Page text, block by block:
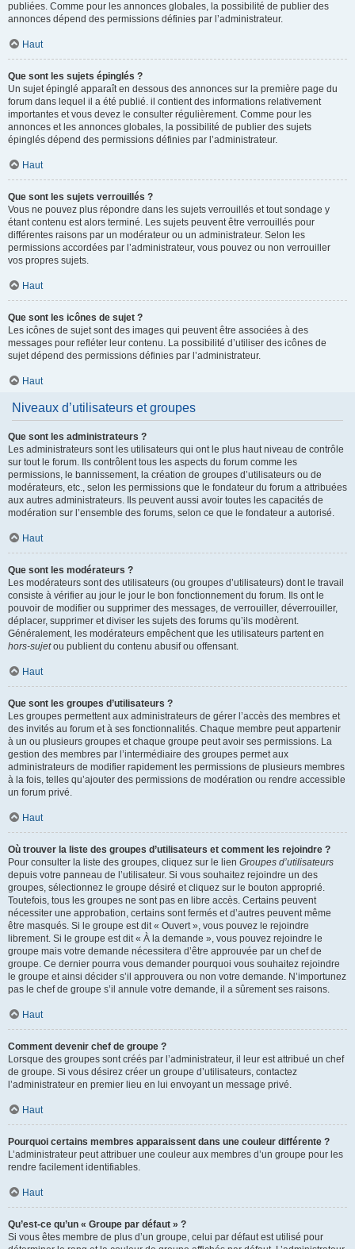
publiées. Comme pour les annonces globales, la possibilité de publier des
annonces dépend des permissions définies par l’administrateur.
Haut
Que sont les sujets épinglés ?
Un sujet épinglé apparaît en dessous des annonces sur la première page du
forum dans lequel il a été publié. il contient des informations relativement
importantes et vous devez le consulter régulièrement. Comme pour les
annonces et les annonces globales, la possibilité de publier des sujets
épinglés dépend des permissions définies par l’administrateur.
Haut
Que sont les sujets verrouillés ?
Vous ne pouvez plus répondre dans les sujets verrouillés et tout sondage y
étant contenu est alors terminé. Les sujets peuvent être verrouillés pour
différentes raisons par un modérateur ou un administrateur. Selon les
permissions accordées par l’administrateur, vous pouvez ou non verrouiller
vos propres sujets.
Haut
Que sont les icônes de sujet ?
Les icônes de sujet sont des images qui peuvent être associées à des
messages pour refléter leur contenu. La possibilité d’utiliser des icônes de
sujet dépend des permissions définies par l’administrateur.
Haut
Niveaux d’utilisateurs et groupes
Que sont les administrateurs ?
Les administrateurs sont les utilisateurs qui ont le plus haut niveau de contrôle
sur tout le forum. Ils contrôlent tous les aspects du forum comme les
permissions, le bannissement, la création de groupes d’utilisateurs ou de
modérateurs, etc., selon les permissions que le fondateur du forum a attribuées
aux autres administrateurs. Ils peuvent aussi avoir toutes les capacités de
modération sur l’ensemble des forums, selon ce que le fondateur a autorisé.
Haut
Que sont les modérateurs ?
Les modérateurs sont des utilisateurs (ou groupes d’utilisateurs) dont le travail
consiste à vérifier au jour le jour le bon fonctionnement du forum. Ils ont le
pouvoir de modifier ou supprimer des messages, de verrouiller, déverrouiller,
déplacer, supprimer et diviser les sujets des forums qu’ils modèrent.
Généralement, les modérateurs empêchent que les utilisateurs partent en
hors-sujetou publient du contenu abusif ou offensant.
Haut
Que sont les groupes d’utilisateurs ?
Les groupes permettent aux administrateurs de gérer l’accès des membres et
des invités au forum et à ses fonctionnalités. Chaque membre peut appartenir
à un ou plusieurs groupes et chaque groupe peut avoir ses permissions. La
gestion des membres par l’intermédiaire des groupes permet aux
administrateurs de modifier rapidement les permissions de plusieurs membres
à la fois, telles qu’ajouter des permissions de modération ou rendre accessible
un forum privé.
Haut
Où trouver la liste des groupes d’utilisateurs et comment les rejoindre ?
Pour consulter la liste des groupes, cliquez sur le lien Groupes d’utilisateurs
depuis votre panneau de l’utilisateur. Si vous souhaitez rejoindre un des
groupes, sélectionnez le groupe désiré et cliquez sur le bouton approprié.
Toutefois, tous les groupes ne sont pas en libre accès. Certains peuvent
nécessiter une approbation, certains sont fermés et d’autres peuvent même
être masqués. Si le groupe est dit « Ouvert », vous pouvez le rejoindre
librement. Si le groupe est dit « À la demande », vous pouvez rejoindre le
groupe mais votre demande nécessitera d’être approuvée par un chef de
groupe. Ce dernier pourra vous demander pourquoi vous souhaitez rejoindre
le groupe et ainsi décider s’il approuvera ou non votre demande. N’importunez
pas le chef de groupe s’il annule votre demande, il a sûrement ses raisons.
Haut
Comment devenir chef de groupe ?
Lorsque des groupes sont créés par l’administrateur, il leur est attribué un chef
de groupe. Si vous désirez créer un groupe d’utilisateurs, contactez
l’administrateur en premier lieu en lui envoyant un message privé.
Haut
Pourquoi certains membres apparaissent dans une couleur différente ?
L’administrateur peut attribuer une couleur aux membres d’un groupe pour les
rendre facilement identifiables.
Haut
Qu’est-ce qu’un « Groupe par défaut » ?
Si vous êtes membre de plus d’un groupe, celui par défaut est utilisé pour